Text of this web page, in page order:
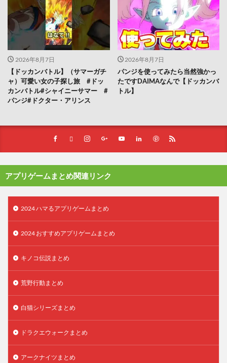
2026年8月7日
【ドッカンバトル】（サマーガチ
ャ）可愛い女の子探し旅 #ドッ
カンバトル#シャイニーサマー #
パンジ#ドクター・アリンス
2026年8月7日
パンジを使ってみたら当然強かっ
たですDAIMAなんで【ドッカンバ
トル】
アプリゲームまとめ関連リンク
2024 ハマるアプリゲームまとめ
2024 おすすめアプリゲームまとめ
キノコ伝説まとめ
荒野行動まとめ
白猫シリーズまとめ
ドラクエウォークまとめ
アークナイツまとめ